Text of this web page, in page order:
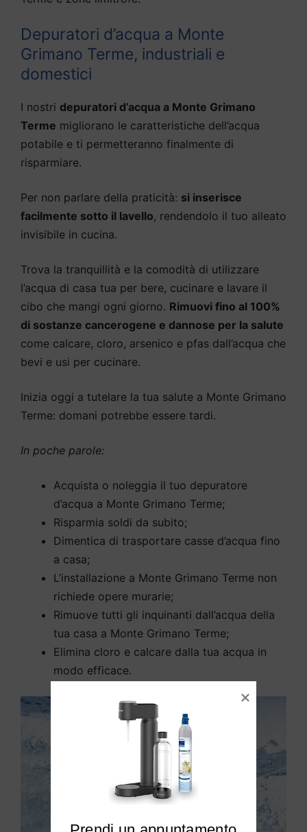
Depuratori d’acqua a Monte
Grimano Terme, industriali e
domestici
I nostri depuratori d’acqua a Monte Grimano
Terme migliorano le caratteristiche dell’acqua
potabile e ti permetteranno finalmente di
risparmiare.
Per non parlare della praticità: si inserisce
facilmente sotto il lavello, rendendolo il tuo alleato
invisibile in cucina.
Trova la tranquillità e la comodità di utilizzare
l’acqua di casa tua per bere, cucinare e lavare il
cibo che mangi ogni giorno. Rimuovi fino al 100%
di sostanze cancerogene e dannose per la salute
come calcare, cloro, arsenico e pfas dall’acqua che
bevi e usi per cucinare.
Inizia oggi a tutelare la tua salute a Monte Grimano
Terme: domani potrebbe essere tardi.
In poche parole:
Acquista o noleggia il tuo depuratore
d’acqua a Monte Grimano Terme;
Risparmia soldi da subito;
Dimentica di trasportare casse d’acqua fino
a casa;
L’installazione a Monte Grimano Terme non
richiede opere murarie;
Rimuove tutti gli inquinanti dall’acqua della
tua casa a Monte Grimano Terme;
Elimina cloro e calcare dalla tua acqua in
modo efficace.